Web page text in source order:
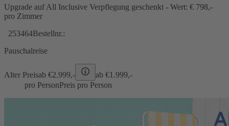
Upgrade auf All Inclusive Verpflegung geschenkt - Wert: € 798,-
pro Zimmer
253464Bestellnr.:
Pauschalreise
Alter Preisab €2.999,- ab €1.999,-
pro PersonPreis pro Person